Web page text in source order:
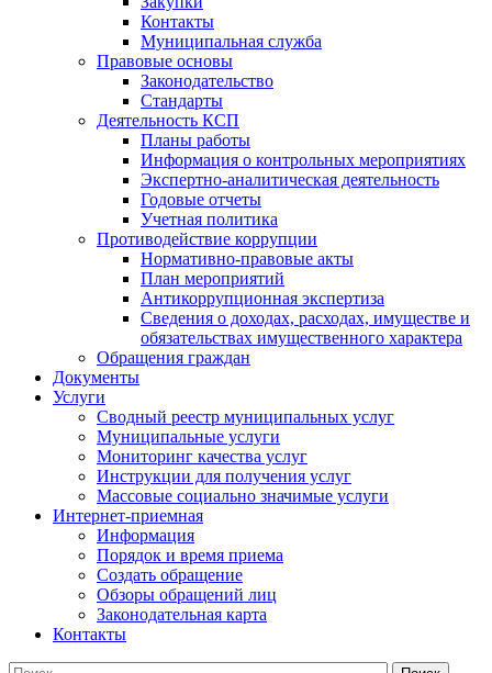
Контакты
Муниципальная служба
Правовые основы
Законодательство
Стандарты
Деятельность КСП
Планы работы
Информация о контрольных мероприятиях
Экспертно-аналитическая деятельность
Годовые отчеты
Учетная политика
Противодействие коррупции
Нормативно-правовые акты
План мероприятий
Антикоррупционная экспертиза
Сведения о доходах, расходах, имуществе и
обязательствах имущественного характера
Обращения граждан
Документы
Услуги
Сводный реестр муниципальных услуг
Муниципальные услуги
Мониторинг качества услуг
Инструкции для получения услуг
Массовые социально значимые услуги
Интернет-приемная
Информация
Порядок и время приема
Создать обращение
Обзоры обращений лиц
Законодательная карта
Контакты